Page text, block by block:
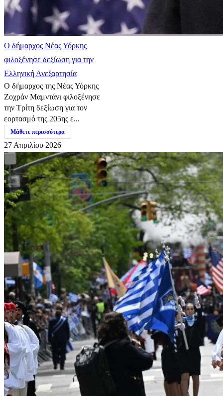
Ο δήμαρχος Νέας Υόρκης
φιλοξένησε δεξίωση για την
Ελληνική Ανεξαρτησία
Ο δήμαρχος της Νέας Υόρκης
Ζοχράν Μαμντάνι φιλοξένησε
την Τρίτη δεξίωση για τον
εορτασμό της 205ης ε...
Μάθετε περισσότερα
27 Απριλίου 2026